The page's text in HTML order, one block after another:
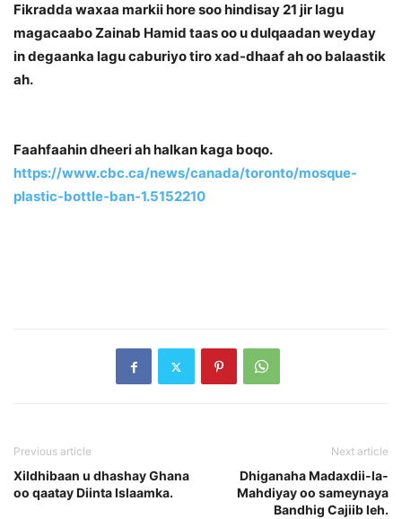
Fikradda waxaa markii hore soo hindisay 21 jir lagu
magacaabo Zainab Hamid taas oo u dulqaadan weyday
in degaanka lagu caburiyo tiro xad-dhaaf ah oo balaastik
ah.
Faahfaahin dheeri ah halkan kaga boqo.
https://www.cbc.ca/news/canada/toronto/mosque-
plastic-bottle-ban-1.5152210
Previous article
Xildhibaan u dhashay Ghana
oo qaatay Diinta Islaamka.
Next article
Dhiganaha Madaxdii-la-
Mahdiyay oo sameynaya
Bandhig Cajiib leh.